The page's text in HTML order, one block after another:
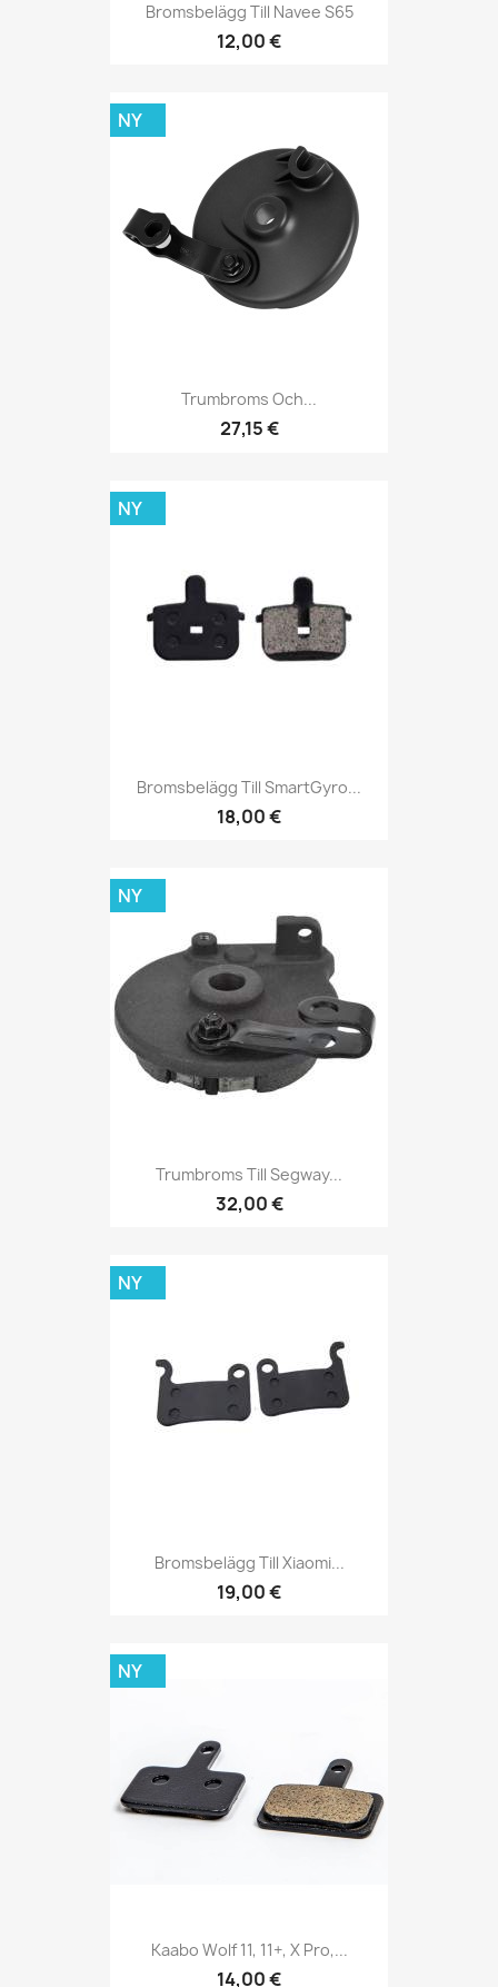
Bromsbelägg Till Navee S65
12,00 €
Trumbroms Och...
27,15 €
NY
Bromsbelägg Till SmartGyro...
18,00 €
NY
Trumbroms Till Segway...
32,00 €
NY
Bromsbelägg Till Xiaomi...
19,00 €
NY
Kaabo Wolf 11, 11+, X Pro,...
14,00 €
NY